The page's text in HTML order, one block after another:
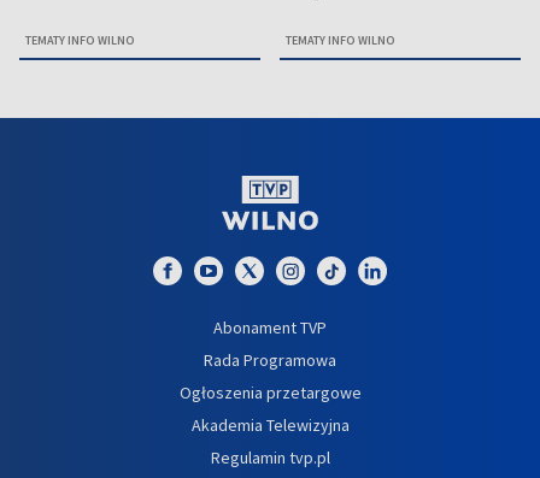
TEMATY INFO WILNO TEMATY INFO WILNO
Abonament TVP
Rada Programowa
Ogłoszenia przetargowe
Akademia Telewizyjna
Regulamin tvp.pl